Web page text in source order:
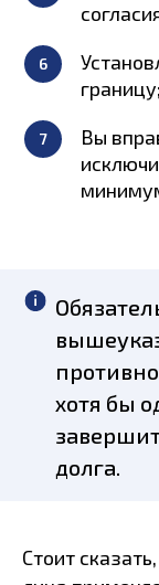
границу;
Вы
хотя бы
долга.
Стоит